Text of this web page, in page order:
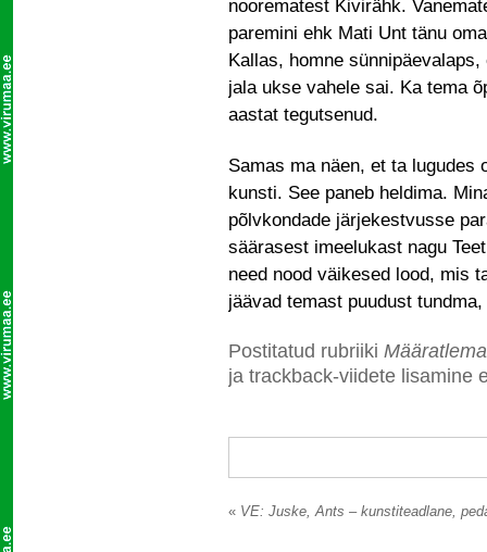
noorematest Kivirähk.
paremini ehk Mati Unt tänu
Kallas, homne
jala ukse vahele sai. Ka tema
aastat tegutsenud.
Samas ma näen, et ta lugudes
kunsti. See paneb heldima.
põlvkondade järjekestvusse
säärasest imeelukast nagu
need nood väikesed lood, mis
jäävad temast puudust
Postitatud rubriiki
ja trackback-viidete lisamine
« VE: Juske, Ants – kunstiteadlane,